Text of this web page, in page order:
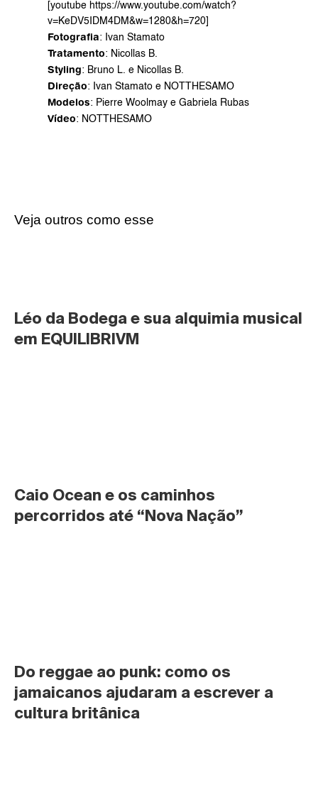
[youtube https://www.youtube.com/watch?
v=KeDV5IDM4DM&w=1280&h=720]
Fotografia: Ivan Stamato
Tratamento: Nicollas B.
Styling: Bruno L. e Nicollas B.
Direção: Ivan Stamato e NOTTHESAMO
Modelos: Pierre Woolmay e Gabriela Rubas
Vídeo: NOTTHESAMO
Veja outros como esse
Léo da Bodega e sua alquimia musical
em EQUILIBRIVM
Caio Ocean e os caminhos
percorridos até “Nova Nação”
Do reggae ao punk: como os
jamaicanos ajudaram a escrever a
cultura britânica